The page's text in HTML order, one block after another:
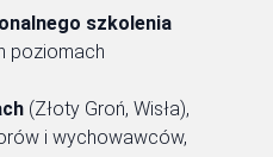
szkolenia
poziomach
(Złoty Groń, Wisła),
i wychowawców,